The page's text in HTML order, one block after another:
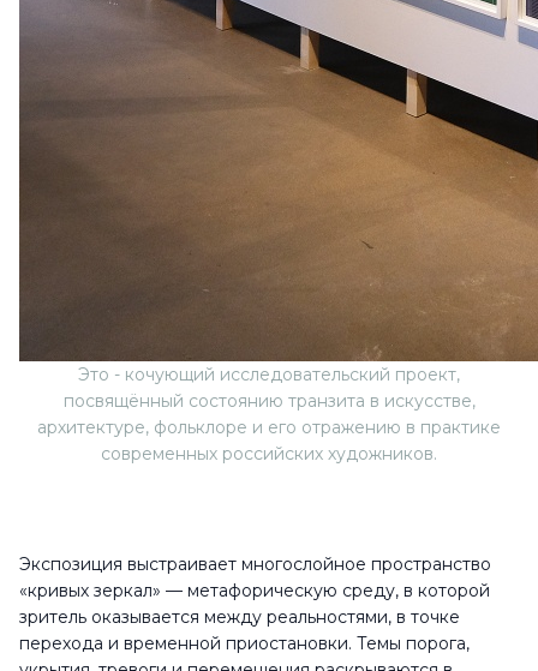
Это - кочующий исследовательский проект,
посвящённый состоянию транзита в искусстве,
архитектуре, фольклоре и его отражению в практике
современных российских художников.
Экспозиция выстраивает многослойное пространство
«кривых зеркал» — метафорическую среду, в которой
зритель оказывается между реальностями, в точке
перехода и временной приостановки. Темы порога,